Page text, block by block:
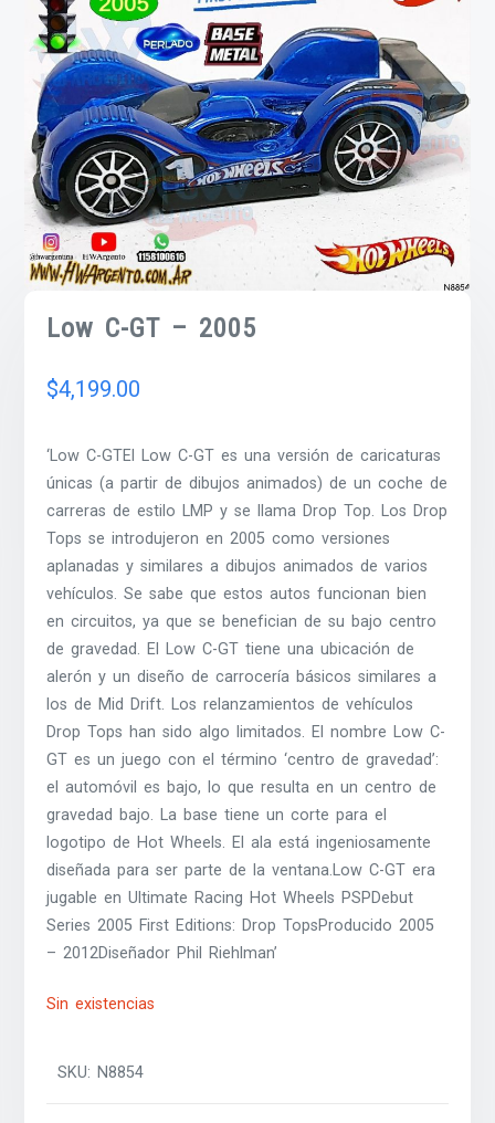
Low C-GT – 2005
$4,199.00
‘Low C-GTEl Low C-GT es una versión de caricaturas
únicas (a partir de dibujos animados) de un coche de
carreras de estilo LMP y se llama Drop Top. Los Drop
Tops se introdujeron en 2005 como versiones
aplanadas y similares a dibujos animados de varios
vehículos. Se sabe que estos autos funcionan bien
en circuitos, ya que se benefician de su bajo centro
de gravedad. El Low C-GT tiene una ubicación de
alerón y un diseño de carrocería básicos similares a
los de Mid Drift. Los relanzamientos de vehículos
Drop Tops han sido algo limitados. El nombre Low C-
GT es un juego con el término ‘centro de gravedad’:
el automóvil es bajo, lo que resulta en un centro de
gravedad bajo. La base tiene un corte para el
logotipo de Hot Wheels. El ala está ingeniosamente
diseñada para ser parte de la ventana.Low C-GT era
jugable en Ultimate Racing Hot Wheels PSPDebut
Series 2005 First Editions: Drop TopsProducido 2005
– 2012Diseñador Phil Riehlman’
Sin existencias
SKU: N8854